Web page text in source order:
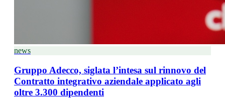
news
Gruppo Adecco, siglata l’intesa sul rinnovo del
Contratto integrativo aziendale applicato agli
oltre 3.300 dipendenti